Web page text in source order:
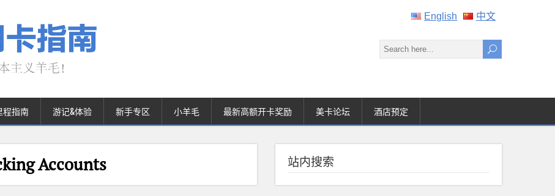
English 中文
程指南 游记&体验 新手专区 小羊毛 最新高额开卡奖励 美卡论坛 酒店预定
Accounts 站内搜索